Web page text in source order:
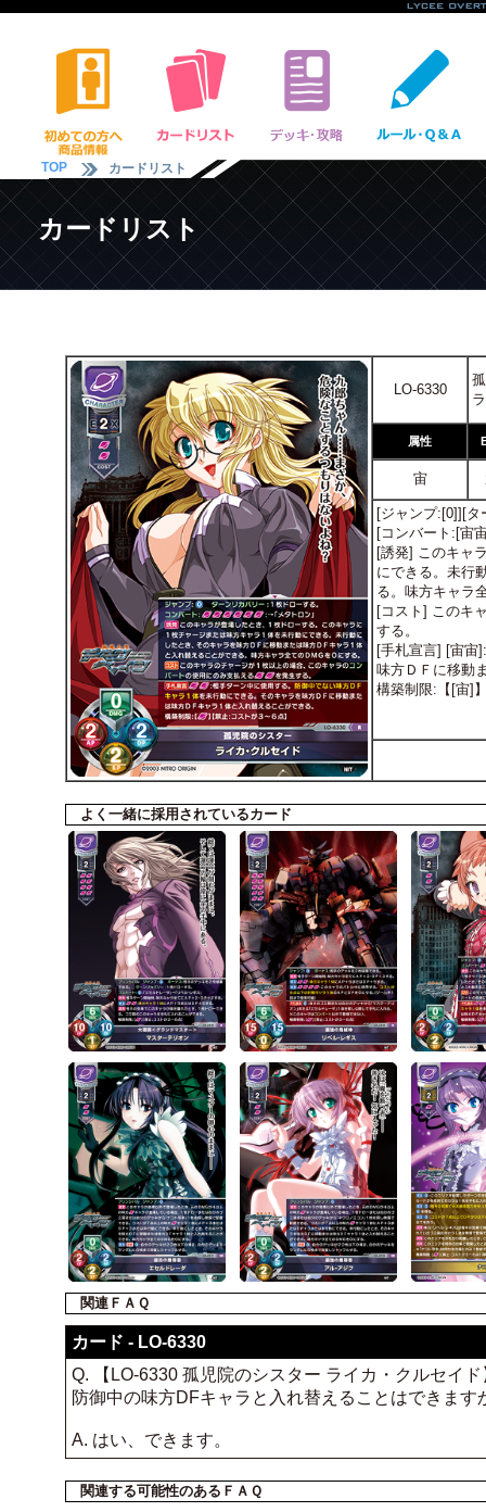
TOP カードリスト
カードリスト
LO-6330
属性
宙
[ジャンプ:[0]][タ
[コンバート:[宙
[誘発] このキャ
にできる。未行
る。味方キャラ
[コスト] このキ
する。
[手札宣言] [宙宙
味方ＤＦに移動
構築制限:【[宙]
よく一緒に採用されているカード
関連ＦＡＱ
カード - LO-6330
Q. 【LO-6330 孤児院のシスター ライカ・クルセイ
防御中の味方DFキャラと入れ替えることはできます
A. はい、できます。
関連する可能性のあるＦＡＱ